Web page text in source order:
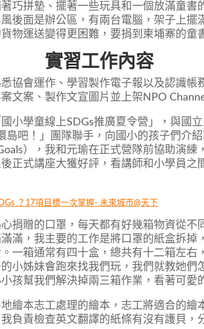
巧拼墊、擺著一些玩具和一個放滿童書
後面是辦公區，有兩台電腦，架子上擺
物運送變得更困難，要捐到柬埔寨的童
實習工作內容
協會運作、學習製作電子報以及認識帳
文案、製作文宣圖片並上架NPO
小學童線上SDGs推廣夏令營」，與國
島吧！」團隊聯手，向國小的孩子們介
），我和元瑜在正式營隊前協助演
正式講座大獲好評，看講師和小學員之
？17項目標一次掌握- 未來城市@天下
捐贈的口罩，每天都有好幾箱物資從不
滿，我主要的工作是將口罩的紙盒拆掉
一箱通常有四十盒，總共有十二箱左右
小姊妹會跑來找我們玩，我們就教她們
孩幫我們解決掉兩三箱作業，看著可愛
繪本志工處理的繪本，志工將適合的繪
負責檢查英文翻譯的紙條有沒有護貝，